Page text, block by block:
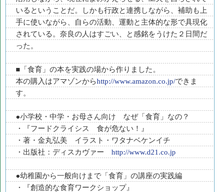
いるということだ。しかも行政と連携しながら、補助も上
手に使いながら、自らの活動、運動と主体的な形で具現化
されている。奈良の人はすごい、と感銘をうけた２日間だ
った。
■「食育」の本を実践の場から作りました。
本の購入はアマゾンからhttp://www.amazon.co.jp/できま
す。
●小学校・中学・お母さん向け なぜ「食育」なの？
・『フードクライシス 食が危ない！』
・著・金丸弘美 イラスト・ワタナベケンイチ
・出版社：ディスカヴァー http://www.d21.co.jp
●幼稚園から一般向けまで「食育」の講座の実践編
・『創造的な食育ワークショップ』